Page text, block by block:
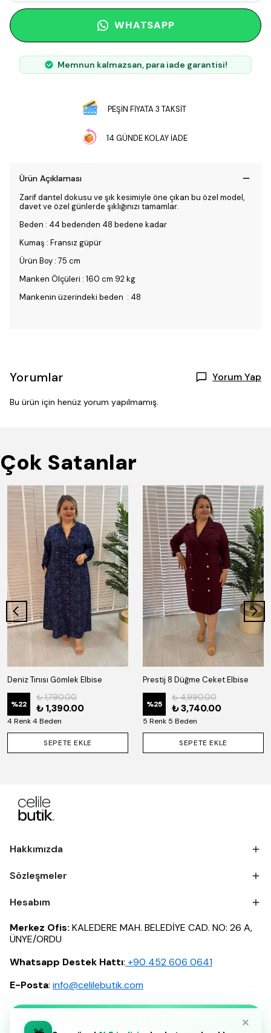
WHATSAPP
Memnun kalmazsan, para iade garantisi!
PEŞİN FİYATA 3 TAKSİT
14 GÜNDE KOLAY İADE
Ürün Açıklaması
Zarif dantel dokusu ve şık kesimiyle öne çıkan bu özel model,
davet ve özel günlerde şıklığınızı tamamlar.
Beden : 44 bedenden 48 bedene kadar
Kumaş : Fransız güpür
Ürün Boy : 75 cm
Manken Ölçüleri : 160 cm 92 kg
Mankenin üzerindeki beden : 48
Yorumlar Yorum Yap
Bu ürün için henüz yorum yapılmamış.
Çok Satanlar
Deniz Tınısı Gömlek Elbise
%22
₺ 1,790.00
₺ 1,390.00
4 Renk 4 Beden
SEPETE EKLE
Prestij 8 Düğme Ceket Elbise
%25
₺ 4,990.00
₺ 3,740.00
5 Renk 5 Beden
SEPETE EKLE
Hakkımızda
Sözleşmeler
Hesabım
Merkez Ofis: KALEDERE MAH. BELEDİYE CAD. NO: 26 A,
ÜNYE/ORDU
Whatsapp Destek Hattı: ‪+90 452 606 0641
E-Posta: info@celilebutik.com
×